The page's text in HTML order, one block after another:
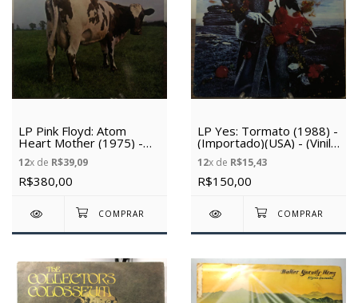
LP Pink Floyd: Atom
Heart Mother (1975) -
(Importado) (USA) - (Vinil
usado)
12x de R$39,09
R$380,00
LP Yes: Tormato (1988) -
(Importado)(USA) - (Vinil
usado)
12x de R$15,43
R$150,00